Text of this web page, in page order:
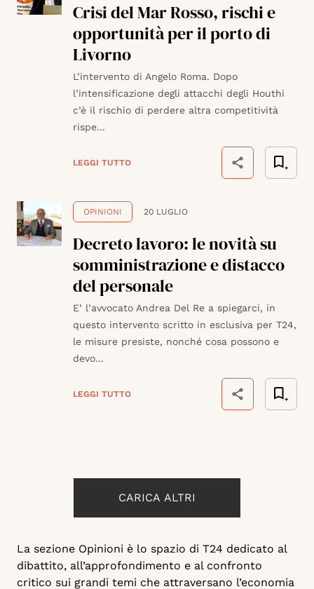
Crisi del Mar Rosso, rischi e
opportunità per il porto di
Livorno
L’intervento di Angelo Roma. Dopo
l’intensificazione degli attacchi degli Houthi
c’è il rischio di perdere altra competitività
rispe...
LEGGI TUTTO
OPINIONI 20 LUGLIO
Decreto lavoro: le novità su
somministrazione e distacco
del personale
E’ l’avvocato Andrea Del Re a spiegarci, in
questo intervento scritto in esclusiva per T24,
le misure presiste, nonché cosa possono e
devo...
LEGGI TUTTO
CARICA ALTRI
La sezione Opinioni è lo spazio di T24 dedicato al
dibattito, all’approfondimento e al confronto
critico sui grandi temi che attraversano l’economia